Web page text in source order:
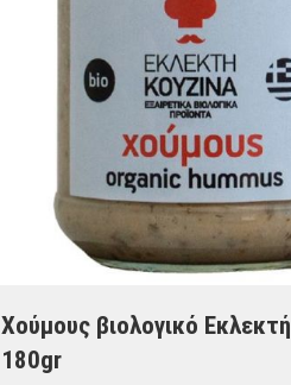
Χούμους βιολογικό
180gr